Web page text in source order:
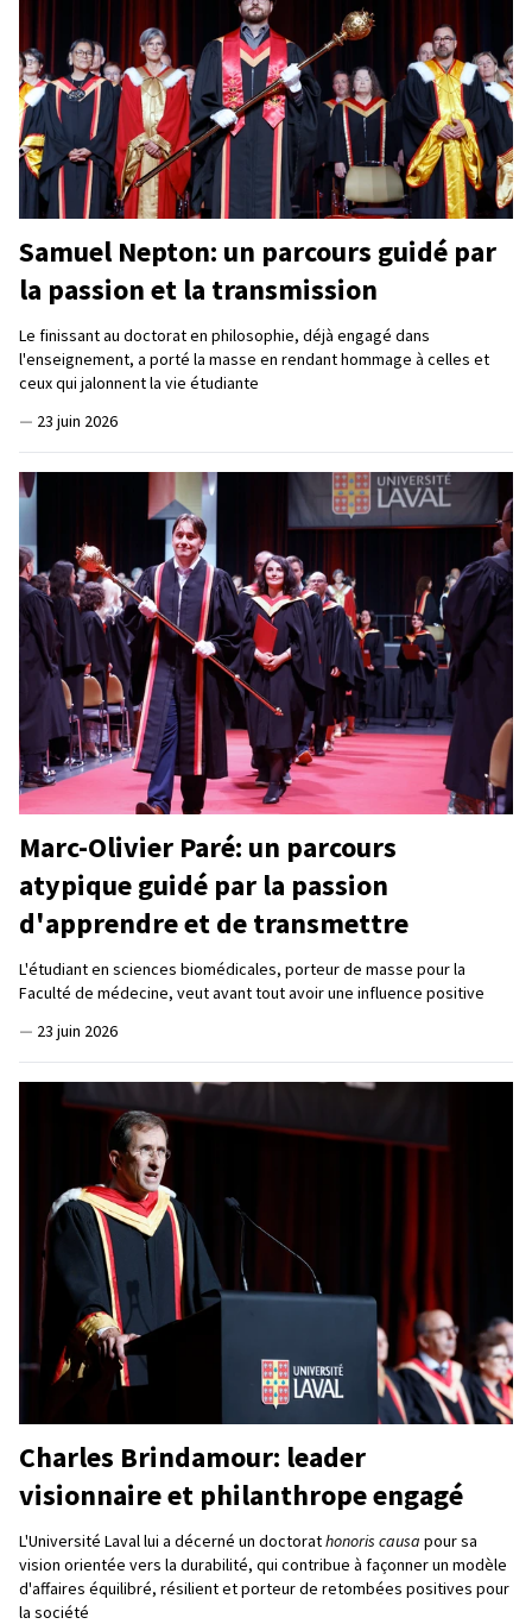
Samuel Nepton: un parcours guidé par
la passion et la transmission
Le finissant au doctorat en philosophie, déjà engagé dans
l'enseignement, a porté la masse en rendant hommage à celles et
ceux qui jalonnent la vie étudiante
— 23 juin 2026
Marc-Olivier Paré: un parcours
atypique guidé par la passion
d'apprendre et de transmettre
L'étudiant en sciences biomédicales, porteur de masse pour la
Faculté de médecine, veut avant tout avoir une influence positive
— 23 juin 2026
Charles Brindamour: leader
visionnaire et philanthrope engagé
L'Université Laval lui a décerné un doctorathonoris causa pour sa
vision orientée vers la durabilité, qui contribue à façonner un modèle
d'affaires équilibré, résilient et porteur de retombées positives pour
la société